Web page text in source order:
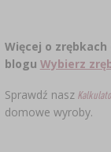
Więcej o
blogu Wybierz
Sprawdź nasz
domowe wyroby.